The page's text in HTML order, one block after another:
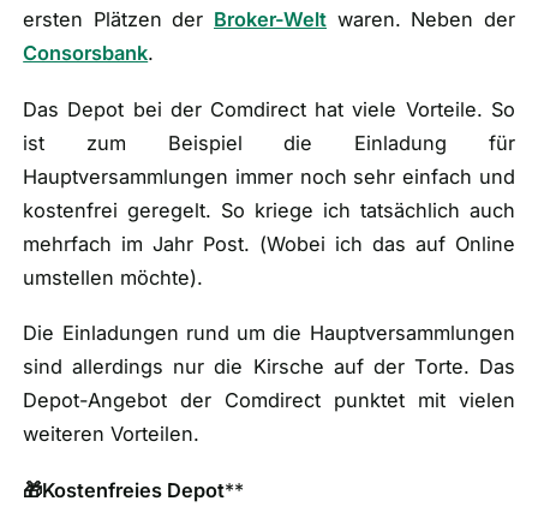
ersten Plätzen der Broker-Welt waren. Neben der
Consorsbank.
Das Depot bei der Comdirect hat viele Vorteile. So
ist zum Beispiel die Einladung für
Hauptversammlungen immer noch sehr einfach und
kostenfrei geregelt. So kriege ich tatsächlich auch
mehrfach im Jahr Post. (Wobei ich das auf Online
umstellen möchte).
Die Einladungen rund um die Hauptversammlungen
sind allerdings nur die Kirsche auf der Torte. Das
Depot-Angebot der Comdirect punktet mit vielen
weiteren Vorteilen.
🎁Kostenfreies Depot**